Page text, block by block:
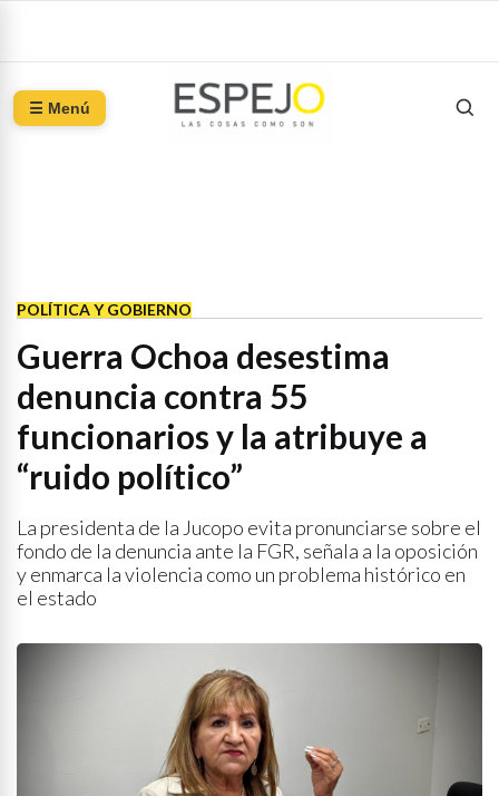
☰ Menú
POLÍTICA Y GOBIERNO
Guerra Ochoa desestima
denuncia contra 55
funcionarios y la atribuye a
“ruido político”
La presidenta de la Jucopo evita pronunciarse sobre el
fondo de la denuncia ante la FGR, señala a la oposición
y enmarca la violencia como un problema histórico en
el estado